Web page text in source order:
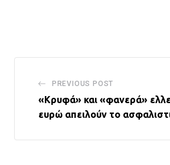
PREVIOUS POST
«Κρυφά» και «φανερά»
ευρώ απειλούν το